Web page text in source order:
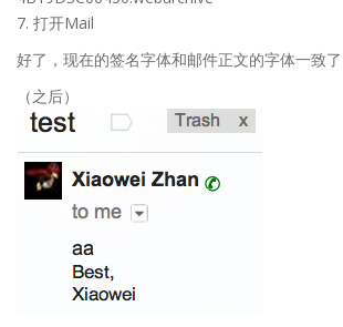
7. 打开Mail
好了，现在的签名字体和邮件正文的字体一致
（之后）